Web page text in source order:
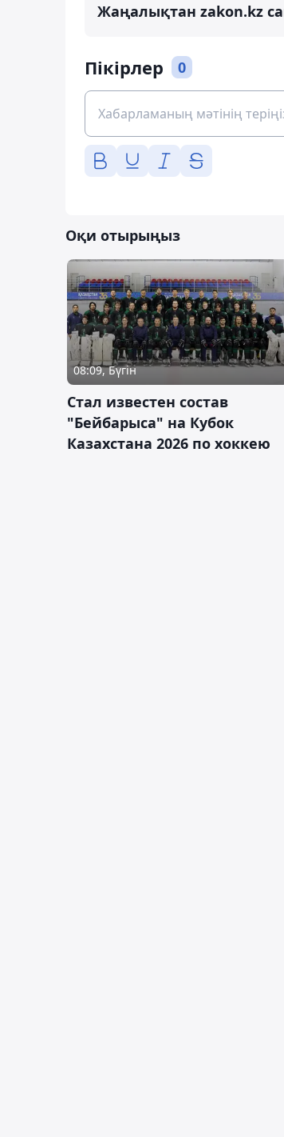
Жаңалықтан zakon.kz
Пікірлер 0
Оқи отырыңыз
08:09, Бүгін
Стал известен состав
"Бейбарыса" на Кубок
Казахстана 2026 по хоккею